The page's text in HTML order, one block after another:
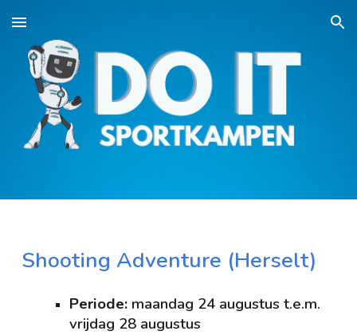
Skip to main content Skip to navigation
Shooting Adventure (Herselt)
Periode: maandag 24 augustus t.e.m.
vrijdag 28 augustus